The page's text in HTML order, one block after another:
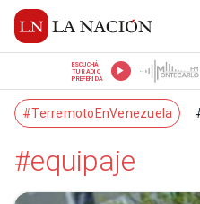
ESCUCHÁ
TU RADIO
PREFERIDA
#TerremotoEnVenezuela
#equipaje